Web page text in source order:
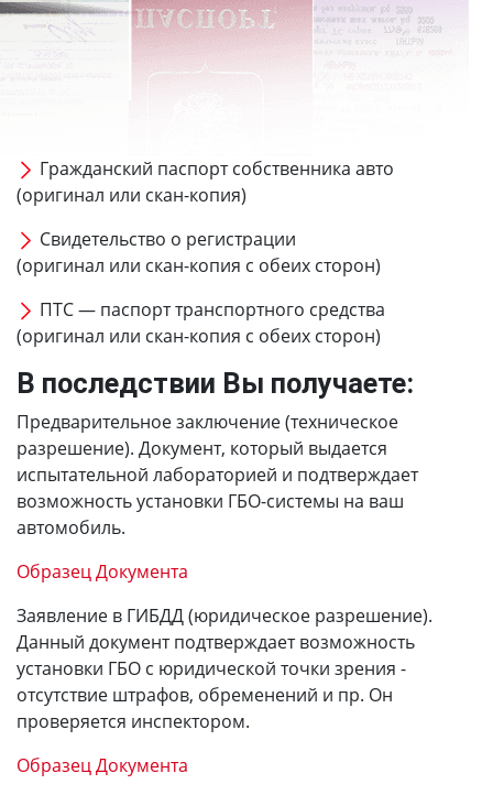
Гражданский паспорт собственника авто
(оригинал или скан-копия)
Свидетельство о регистрации
(оригинал или скан-копия с обеих сторон)
ПТС — паспорт транспортного средства
(оригинал или скан-копия с обеих сторон)
В последствии Вы получаете:
Предварительное заключение (техническое
разрешение). Документ, который выдается
испытательной лабораторией и подтверждает
возможность установки ГБО-системы на ваш
автомобиль.
Образец Документа
Заявление в ГИБДД (юридическое разрешение).
Данный документ подтверждает возможность
установки ГБО с юридической точки зрения -
отсутствие штрафов, обременений и пр. Он
проверяется инспектором.
Образец Документа